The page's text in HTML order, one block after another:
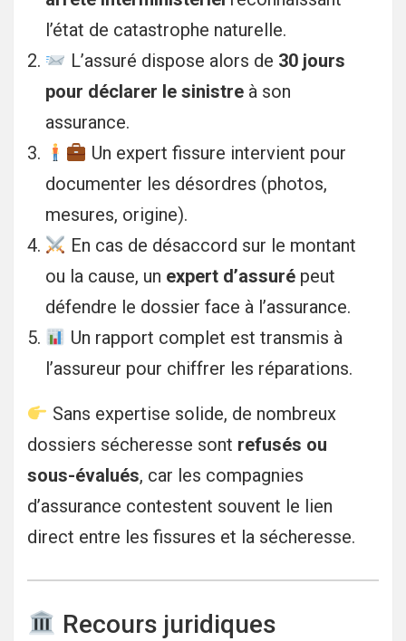
l’état de catastrophe naturelle.
L’assuré dispose alors de 30 jours
pour déclarer le sinistre à son
assurance.
Un expert fissure intervient pour
documenter les désordres (photos,
mesures, origine).
En cas de désaccord sur le montant
ou la cause, un expert d’assuré peut
défendre le dossier face à l’assurance.
Un rapport complet est transmis à
l’assureur pour chiffrer les réparations.
Sans expertise solide, de nombreux
dossiers sécheresse sont refusés ou
sous-évalués, car les compagnies
d’assurance contestent souvent le lien
direct entre les fissures et la sécheresse.
Recours juridiques